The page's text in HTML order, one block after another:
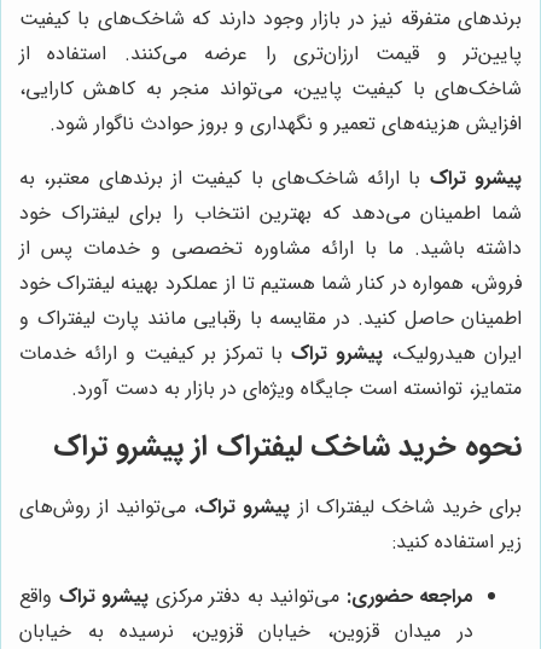
برندهای متفرقه نیز در بازار وجود دارند که شاخک‌های با کیفیت
پایین‌تر و قیمت ارزان‌تری را عرضه می‌کنند. استفاده از
شاخک‌های با کیفیت پایین، می‌تواند منجر به کاهش کارایی،
افزایش هزینه‌های تعمیر و نگهداری و بروز حوادث ناگوار شود.
پیشرو تراک با ارائه شاخک‌های با کیفیت از برندهای معتبر، به
شما اطمینان می‌دهد که بهترین انتخاب را برای لیفتراک خود
داشته باشید. ما با ارائه مشاوره تخصصی و خدمات پس از
فروش، همواره در کنار شما هستیم تا از عملکرد بهینه لیفتراک خود
اطمینان حاصل کنید. در مقایسه با رقبایی مانند پارت لیفتراک و
ایران هیدرولیک، پیشرو تراکبا تمرکز بر کیفیت و ارائه خدمات
متمایز، توانسته است جایگاه ویژه‌ای در بازار به دست آورد.
نحوه خرید شاخک لیفتراک ازپیشرو تراک
برای خرید شاخک لیفتراک از پیشرو تراک، می‌توانید از روش‌های
زیر استفاده کنید:
مراجعه حضوری: می‌توانید به دفتر مرکزی پیشرو تراک واقع
در میدان قزوین، خیابان قزوین، نرسیده به خیابان